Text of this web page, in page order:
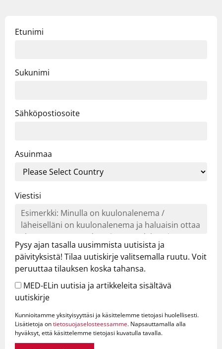
Etunimi
Sukunimi
Sähköpostiosoite
Asuinmaa
Viestisi
Pysy ajan tasalla uusimmista uutisista ja
päivityksistä! Tilaa uutiskirje valitsemalla ruutu. Voit
peruuttaa tilauksen koska tahansa.
MED-ELin uutisia ja artikkeleita sisältävä
uutiskirje
Kunnioitamme yksityisyyttäsi ja käsittelemme tietojasi huolellisesti.
Lisätietoja ontietosuojaselosteessamme. Napsauttamalla alla
hyväksyt, että käsittelemme tietojasi kuvatulla tavalla.